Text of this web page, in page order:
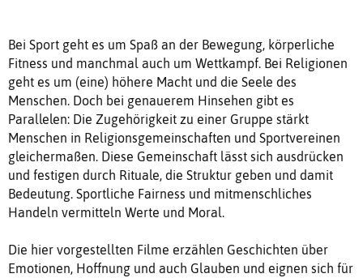
Bei Sport geht es um Spaß an der Bewegung, körperliche
Fitness und manchmal auch um Wettkampf. Bei Religionen
geht es um (eine) höhere Macht und die Seele des
Menschen. Doch bei genauerem Hinsehen gibt es
Parallelen: Die Zugehörigkeit zu einer Gruppe stärkt
Menschen in Religionsgemeinschaften und Sportvereinen
gleichermaßen. Diese Gemeinschaft lässt sich ausdrücken
und festigen durch Rituale, die Struktur geben und damit
Bedeutung. Sportliche Fairness und mitmenschliches
Handeln vermitteln Werte und Moral.
Die hier vorgestellten Filme erzählen Geschichten über
Emotionen, Hoffnung und auch Glauben und eignen sich für